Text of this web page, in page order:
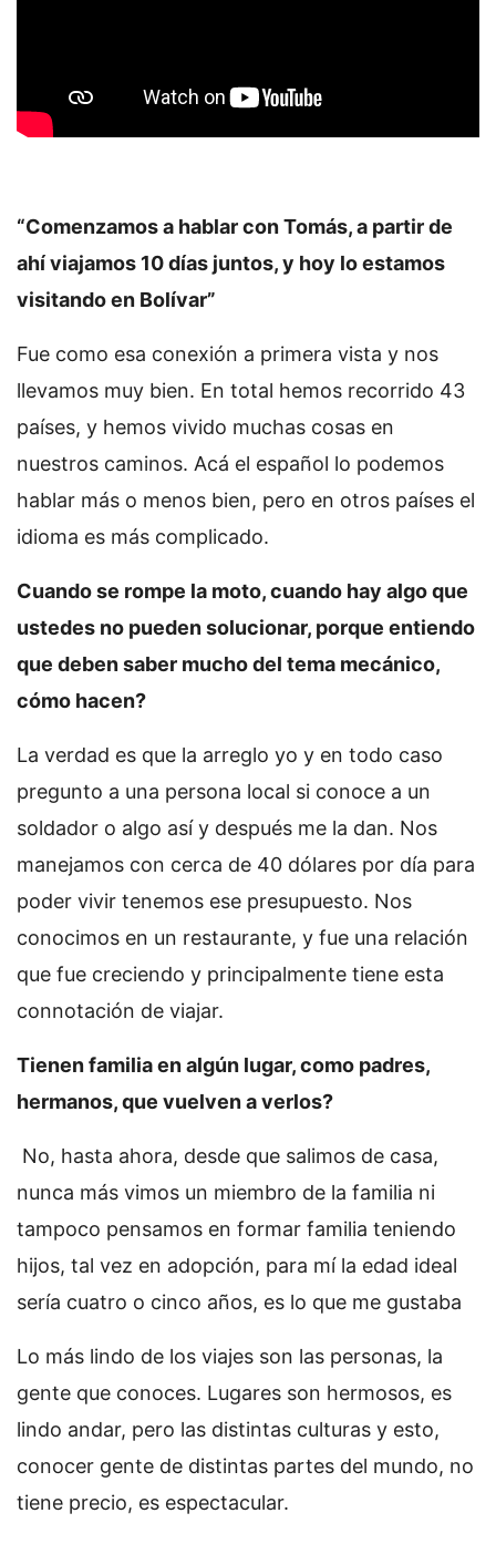
“Comenzamos a hablar con Tomás, a partir de
ahí viajamos 10 días juntos, y hoy lo estamos
visitando en Bolívar”
Fue como esa conexión a primera vista y nos
llevamos muy bien. En total hemos recorrido 43
países, y hemos vivido muchas cosas en
nuestros caminos. Acá el español lo podemos
hablar más o menos bien, pero en otros países el
idioma es más complicado.
Cuando se rompe la moto, cuando hay algo que
ustedes no pueden solucionar, porque entiendo
que deben saber mucho del tema mecánico,
cómo hacen?
La verdad es que la arreglo yo y en todo caso
pregunto a una persona local si conoce a un
soldador o algo así y después me la dan. Nos
manejamos con cerca de 40 dólares por día para
poder vivir tenemos ese presupuesto. Nos
conocimos en un restaurante, y fue una relación
que fue creciendo y principalmente tiene esta
connotación de viajar.
Tienen familia en algún lugar, como padres,
hermanos, que vuelven a verlos?
No, hasta ahora, desde que salimos de casa,
nunca más vimos un miembro de la familia ni
tampoco pensamos en formar familia teniendo
hijos, tal vez en adopción, para mí la edad ideal
sería cuatro o cinco años, es lo que me gustaba
Lo más lindo de los viajes son las personas, la
gente que conoces. Lugares son hermosos, es
lindo andar, pero las distintas culturas y esto,
conocer gente de distintas partes del mundo, no
tiene precio, es espectacular.